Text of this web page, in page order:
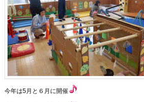
今年は5月と６月に開催